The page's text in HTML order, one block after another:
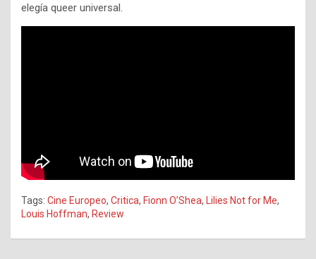
elegía queer universal.
Tags: Cine Europeo, Critica, Fionn O’Shea, Lilies Not for Me,
Louis Hoffman, Review